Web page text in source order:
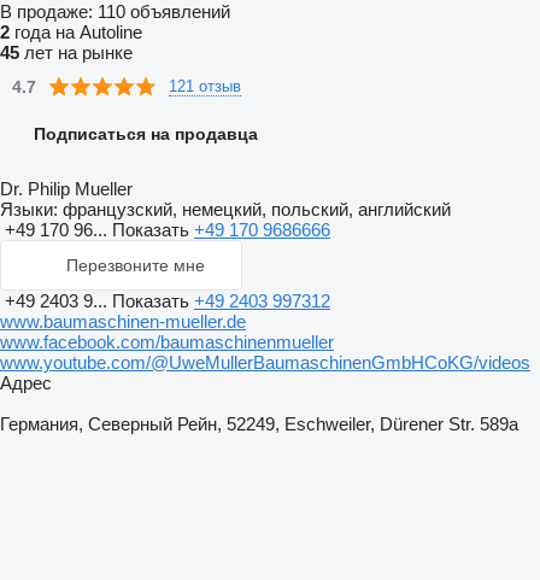
В продаже: 110 объявлений
2 года на Autoline
45 лет на рынке
4.7 121 отзыв
Подписаться на продавца
Dr. Philip Mueller
Языки: французский, немецкий, польский, английский
+49 170 96... Показать +49 170 9686666
Перезвоните мне
+49 2403 9... Показать +49 2403 997312
www.baumaschinen-mueller.de
www.facebook.com/baumaschinenmueller
www.youtube.com/@UweMullerBaumaschinenGmbHCoKG/videos
Адрес
Германия, Северный Рейн, 52249, Eschweiler, Dürener Str. 589a